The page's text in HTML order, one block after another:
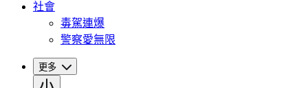
社會
毒駕連爆
警察愛無限
更多